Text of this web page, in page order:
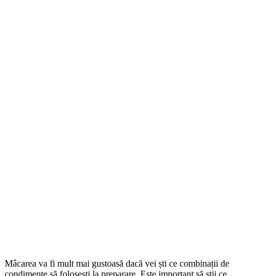
Mâcarea va fi mult mai gustoasă dacă vei ști ce combinații de
condimente să folosești la preparare. Este important să știi ce